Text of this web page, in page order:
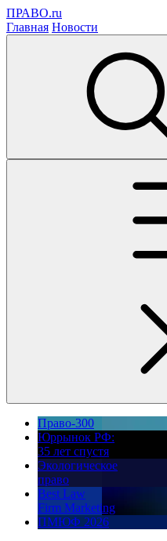
ПРАВО.ru
Главная Новости
Право-300
Юррынок РФ:
35 лет спустя
Экологическое
право
Best Law
Firm Marketing
ПМЮФ 2026